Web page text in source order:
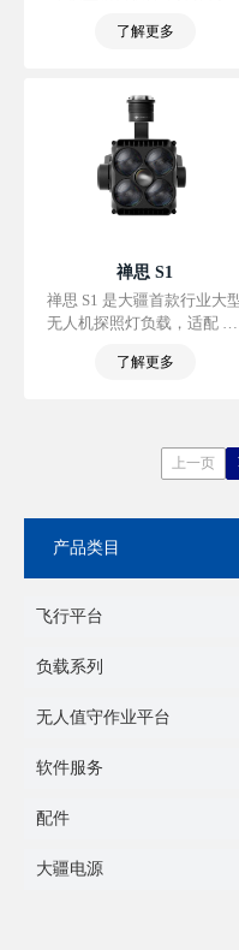
修饰工作。它能准确识别模
速生成真实纹理，极大地简
化模型编辑工作；搭配 DJI
行业无人机与大疆智图软
件，可构建涵盖航测、建
模、修模和分享的一体化解
决方案，满足测绘、消防、
求。
了解更多
禅思 S1
禅思 S1 是大疆首款行业大
无人机探照灯负载，适配 DJI
RTK 和 Matrice 300 RTK 无
于公共安全、应急救援、巡
检等夜间作业场景。
了解更多
上一页
产品类目
飞行平台
负载系列
无人值守作业平台
软件服务
配件
大疆电源